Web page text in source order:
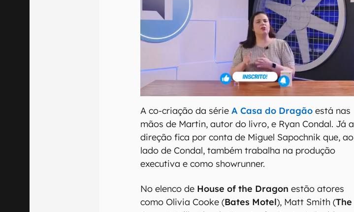
A co-criação da sérieA Casa do Dragão está nas
mãos de Martin, autor do livro, e Ryan Condal. Já a
direção fica por conta de Miguel Sapochnik que, ao
lado de Condal, também trabalha na produção
executiva e como showrunner.
No elenco de House of the Dragon estão atores
como Olivia Cooke (Bates Motel), Matt Smith (The